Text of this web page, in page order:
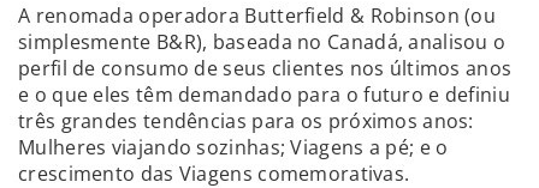
A renomada operadora Butterfield & Robinson (ou
simplesmente B&R), baseada no Canadá, analisou o
perfil de consumo de seus clientes nos últimos anos
e o que eles têm demandado para o futuro e definiu
três grandes tendências para os próximos anos:
Mulheres viajando sozinhas; Viagens a pé; e o
crescimento das Viagens comemorativas.